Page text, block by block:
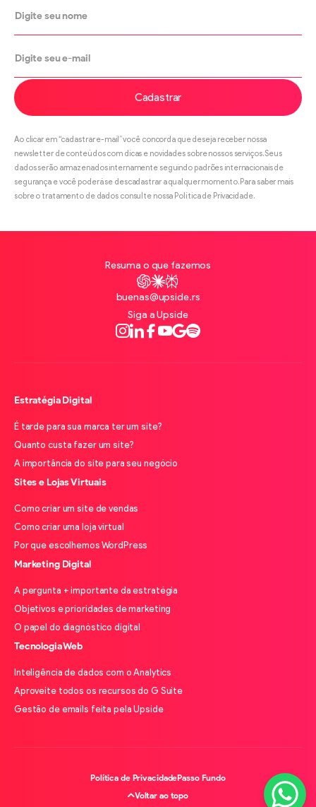
Cadastrar
Ao clicar em “cadastrar e-mail” você concorda que deseja receber nossa
newsletter de conteúdos com dicas e novidades sobre nossos serviços. Seus
dados serão armazenados internamente seguindo padrões internacionais de
segurança e você poderá se descadastrar a qualquer momento. Para saber mais
sobre o tratamento de dados consulte nossa Política de Privacidade.
Resuma o que fazemos
ChatGPT
Claude
Perplexity
buenas@upside.rs
Siga a Upside
Instagram
LinkedIn
Facebook
Youtube
Google
Spotify
Estratégia Digital
É tarde para sua marca ter um site?
Quanto custa fazer um site?
A importância do site para seu negócio
Sites e Lojas Virtuais
Como criar um site de vendas
Como criar uma loja virtual
Por que escolhemos WordPress
Marketing Digital
A pergunta + importante da estratégia
Objetivos e prioridades de marketing
O papel do diagnóstico digital
Tecnologia Web
Inteligência de dados com o Analytics
Aproveite todos os recursos do G Suite
Gestão de emails feita pela Upside
Política de PrivacidadePasso Fundo
Voltar ao topo